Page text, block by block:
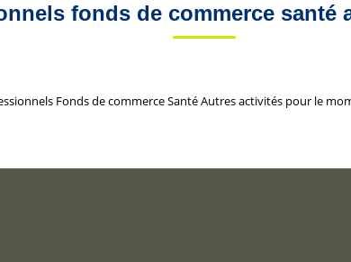
fonds de commerce santé
Fonds de commerce Santé Autres activités pour le